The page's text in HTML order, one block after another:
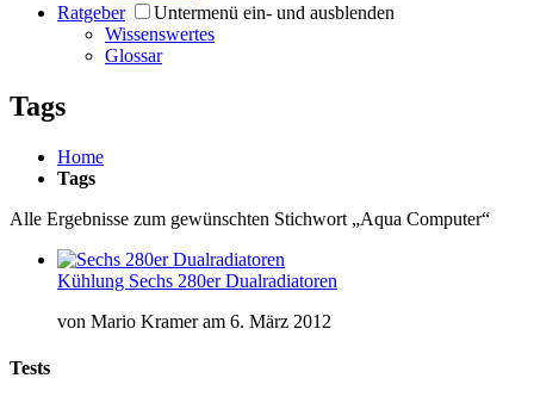
Ratgeber
Untermenü ein- und ausblenden
Wissenswertes
Glossar
Tags
Home
Tags
Alle Ergebnisse zum gewünschten Stichwort „Aqua Computer“
Kühlung Sechs 280er Dualradiatoren
von Mario Krameram 6. März 2012
Tests